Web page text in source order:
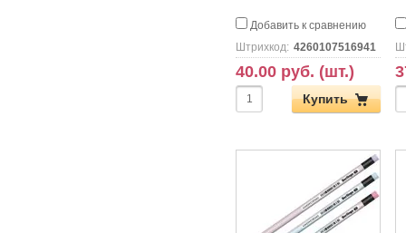
Добавить к сравнению
Штрихкод: 4260107516941
40.00 руб. (шт.)
Купить